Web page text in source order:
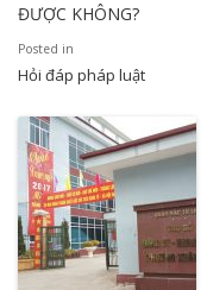
ĐƯỢC KHÔNG?
Posted in
Hỏi đáp pháp luật